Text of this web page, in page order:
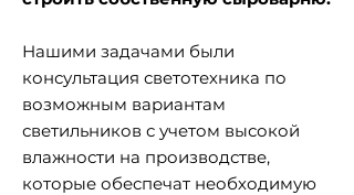
Нашими задачами были
консультация светотехника по
возможным вариантам
светильников с учетом высокой
влажности на производстве,
которые обеспечат необходимую